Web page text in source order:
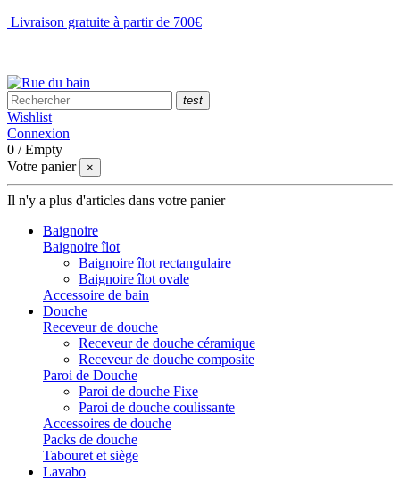
Livraison gratuite à partir de 700€
test
Wishlist
Connexion
0 /Empty
Votre panier
×
Il n'y a plus d'articles dans votre panier
Baignoire
Baignoire îlot
Baignoire îlot rectangulaire
Baignoire îlot ovale
Accessoire de bain
Douche
Receveur de douche
Receveur de douche céramique
Receveur de douche composite
Paroi de Douche
Paroi de douche Fixe
Paroi de douche coulissante
Accessoires de douche
Packs de douche
Tabouret et siège
Lavabo